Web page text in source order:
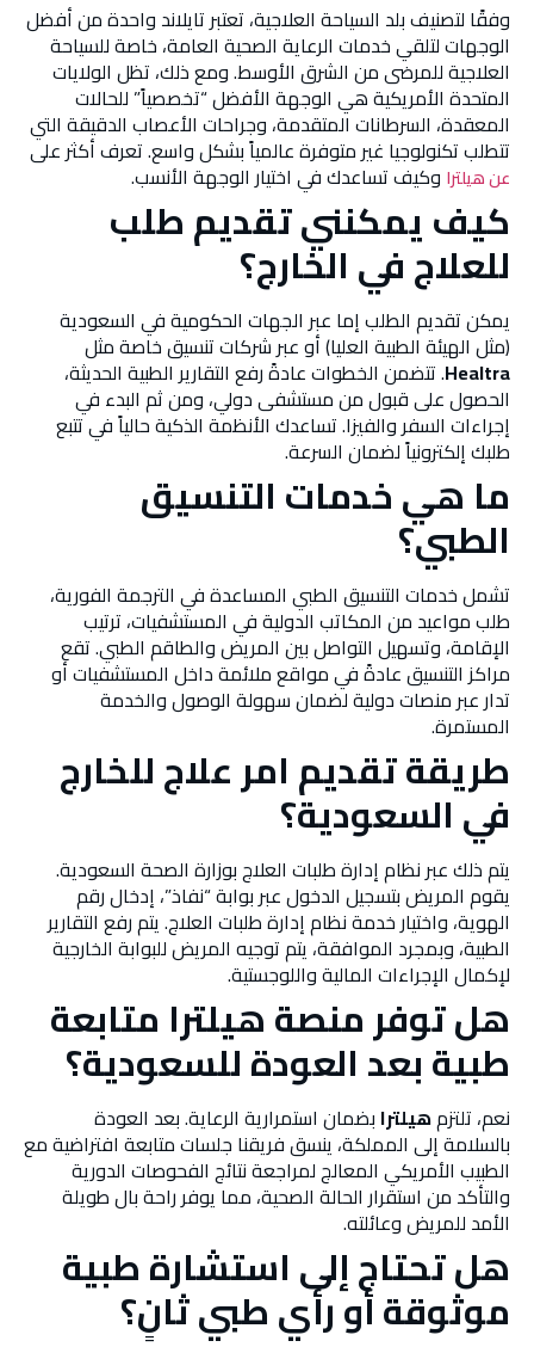
وفقًا لتصنيف بلد السياحة العلاجية، تعتبر تايلاند واحدة من أفضل
الوجهات لتلقي خدمات الرعاية الصحية العامة، خاصة للسياحة
العلاجية للمرضى من الشرق الأوسط. ومع ذلك، تظل الولايات
المتحدة الأمريكية هي الوجهة الأفضل “تخصصياً” للحالات
المعقدة، السرطانات المتقدمة، وجراحات الأعصاب الدقيقة التي
تتطلب تكنولوجيا غير متوفرة عالمياً بشكل واسع. تعرف أكثر على
عن هيلترا وكيف تساعدك في اختيار الوجهة الأنسب.
كيف يمكنني تقديم طلب
للعلاج في الخارج؟
يمكن تقديم الطلب إما عبر الجهات الحكومية في السعودية
(مثل الهيئة الطبية العليا) أو عبر شركات تنسيق خاصة مثل
Healtra. تتضمن الخطوات عادةً رفع التقارير الطبية الحديثة،
الحصول على قبول من مستشفى دولي، ومن ثم البدء في
إجراءات السفر والفيزا. تساعدك الأنظمة الذكية حالياً في تتبع
طلبك إلكترونياً لضمان السرعة.
ما هي خدمات التنسيق
الطبي؟
تشمل خدمات التنسيق الطبي المساعدة في الترجمة الفورية،
طلب مواعيد من المكاتب الدولية في المستشفيات، ترتيب
الإقامة، وتسهيل التواصل بين المريض والطاقم الطبي. تقع
مراكز التنسيق عادةً في مواقع ملائمة داخل المستشفيات أو
تدار عبر منصات دولية لضمان سهولة الوصول والخدمة
المستمرة.
طريقة تقديم امر علاج للخارج
في السعودية؟
يتم ذلك عبر نظام إدارة طلبات العلاج بوزارة الصحة السعودية.
يقوم المريض بتسجيل الدخول عبر بوابة “نفاذ”، إدخال رقم
الهوية، واختيار خدمة نظام إدارة طلبات العلاج. يتم رفع التقارير
الطبية، وبمجرد الموافقة، يتم توجيه المريض للبوابة الخارجية
لإكمال الإجراءات المالية واللوجستية.
هل توفر منصة هيلترا متابعة
طبية بعد العودة للسعودية؟
نعم، تلتزمهيلترا بضمان استمرارية الرعاية. بعد العودة
بالسلامة إلى المملكة، ينسق فريقنا جلسات متابعة افتراضية مع
الطبيب الأمريكي المعالج لمراجعة نتائج الفحوصات الدورية
والتأكد من استقرار الحالة الصحية، مما يوفر راحة بال طويلة
الأمد للمريض وعائلته.
هل تحتاج إلى استشارة طبية
موثوقة أو رأي طبي ثانٍ؟